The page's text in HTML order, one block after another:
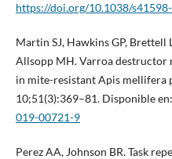
https://doi.org/10.1038/
Martin SJ, Hawkins GP, Brettell
Allsopp MH. Varroa destructor
in mite-resistant Apis mellifera
10;51(3):369–81. Disponible en:
019-00721-9
Perez AA, Johnson BR. Task